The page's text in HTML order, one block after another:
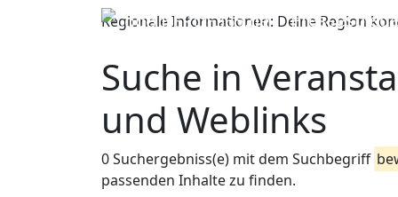
Regionale Informationen: Deine Region
Suche in
und Weblinks
0 Suchergebniss(e) mit dem Suchbegriff
passenden Inhalte zu finden.